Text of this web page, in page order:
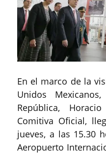
En el marco de la
Unidos
República,
Comitiva Oficial,
jueves, a las 15.30
Aeropuerto